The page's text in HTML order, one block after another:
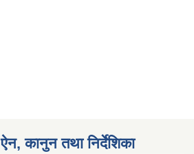
ऐन, कानुन तथा निर्देशिका